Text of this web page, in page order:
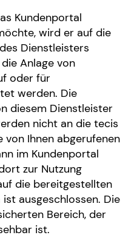
Kundenportal
wird er auf die
Dienstleisters
Anlage von
oder für
werden. Die
diesem Dienstleister
nicht an die tecis
Ihnen abgerufenen
im Kundenportal
zur Nutzung
die bereitgestellten
ausgeschlossen. Die
Bereich, der
ist.